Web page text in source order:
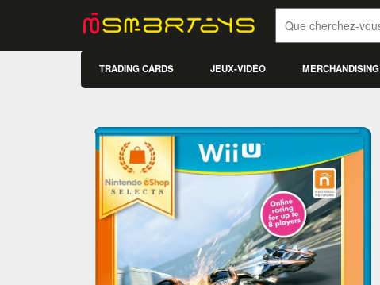
TRADING CARDS JEUX-VIDÉO MERCHANDISING